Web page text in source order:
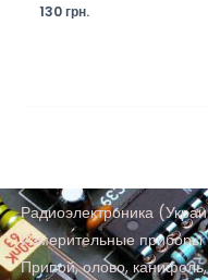
130грн.
Радиоэлектроника
Измерительные приборы
Припой, олово,